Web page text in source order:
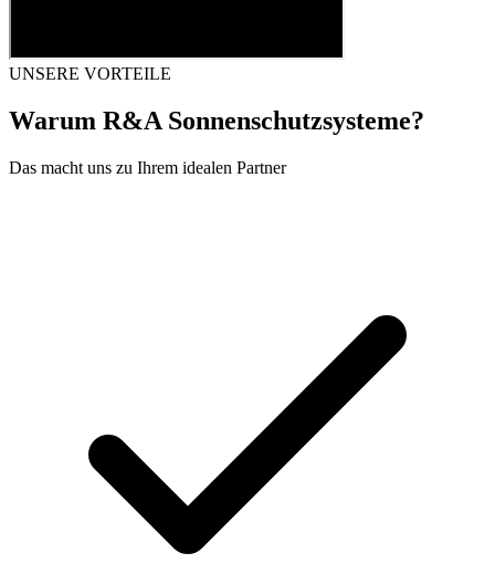
UNSERE VORTEILE
Warum R&A Sonnenschutzsysteme?
Das macht uns zu Ihrem idealen Partner